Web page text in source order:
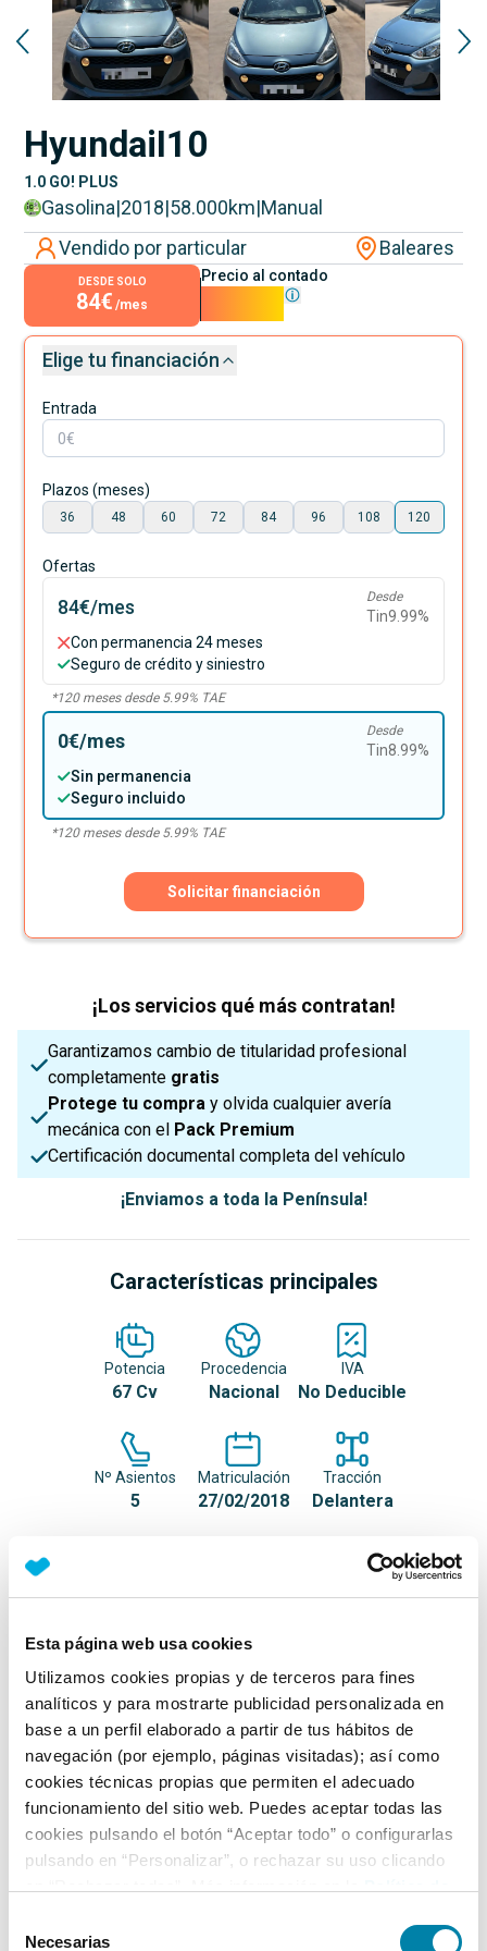
Esta página web usa cookies
Utilizamos cookies propias y de terceros para fines
analíticos y para mostrarte publicidad personalizada en
base a un perfil elaborado a partir de tus hábitos de
navegación (por ejemplo, páginas visitadas); así como
cookies técnicas propias que permiten el adecuado
funcionamiento del sitio web. Puedes aceptar todas las
cookies pulsando el botón “Aceptar todo” o configurarlas
pulsando en “Personalizar”, o rechazar su uso clicando
Necesarias
HyundaiI10
1.0 GO! PLUS
Gasolina|2018|58.000km|Manual
Vendido por particular
Baleares
DESDE SOLO
84€ /mes
Precio al contado
Elige tu financiación
Entrada
Plazos (meses)
36 48 60 72 84 96 108 120
Ofertas
84€/mes Desde
Tin9.99%
Con permanencia 24 meses
Seguro de crédito y siniestro
*120meses desde 5.99% TAE
0€/mes Desde
Tin8.99%
Sin permanencia
Seguro incluido
*120meses desde 5.99% TAE
Solicitar financiación
¡Los servicios qué más contratan!
Garantizamos cambio de titularidad profesional
completamente gratis
Protege tu compra y olvida cualquier avería
mecánica con el Pack Premium
Certificación documental completa del vehículo
¡Enviamos a toda la Península!
Características principales
Potencia
67 Cv
Procedencia
Nacional
IVA
No Deducible
Nº Asientos
5
Matriculación
27/02/2018
Tracción
Delantera
Detalles destacados
Techo tapizado en negro
Control de tracción
Aire acondicionado
+ Ver todos
Ficha técnica